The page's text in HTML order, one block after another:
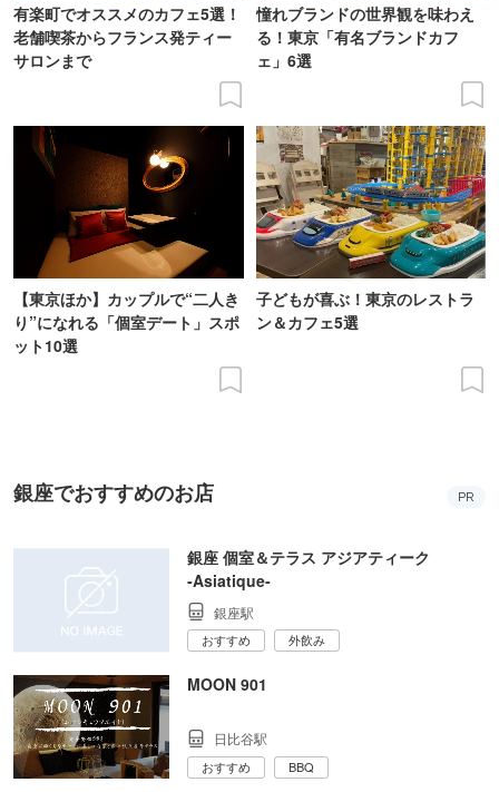
有楽町でオススメのカフェ5選！
老舗喫茶からフランス発ティー
サロンまで
憧れブランドの世界観を味わえ
る！東京「有名ブランドカフ
ェ」6選
【東京ほか】カップルで“二人き
り”になれる「個室デート」スポ
ット10選
子どもが喜ぶ！東京のレストラ
ン＆カフェ5選
銀座でおすすめのお店 PR
銀座 個室＆テラス アジアティーク
‐Asiatique‐
銀座駅
おすすめ 外飲み
MOON 901
日比谷駅
おすすめ BBQ